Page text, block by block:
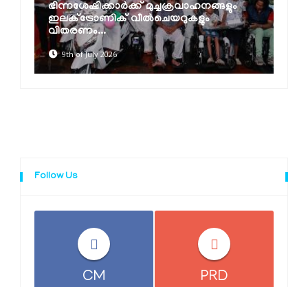
ഭിന്നശേഷിക്കാര്‍ക്ക് മുച്ചക്രവാഹനങ്ങളും
ഇലക്ട്രോണിക് വീല്‍ചെയറുകളും
വിതരണം...
9th of July 2026
Follow Us
CM PRD